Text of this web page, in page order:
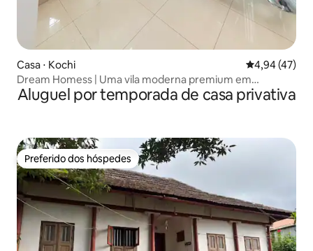
Casa ⋅ Kochi 4,94 de uma
4,94 (47)
Dream Homess | Uma vila moderna premium em
Kakkanad
Aluguel por temporada de casa privativa
Preferido dos hóspedes
Preferido dos hóspedes